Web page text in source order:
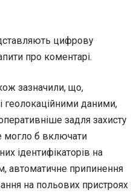
цифрову
про коментарі.
зазначили, що,
геолокаційними даними,
задля захисту
могло б включати
ідентифікаторів на
автоматичне припинення
на польових пристроях